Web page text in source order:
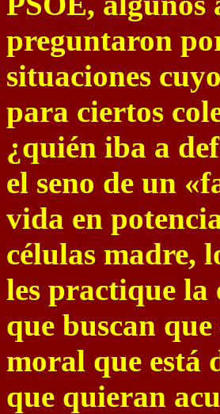
preguntaron
situaciones
para ciertos
¿quién iba a
el seno de un
vida en
células madre,
les practique la
que buscan
moral que está
que quieran